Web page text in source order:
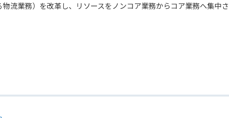
流業務）を改革し、リソースをノンコア業務からコア業務へ集中さ